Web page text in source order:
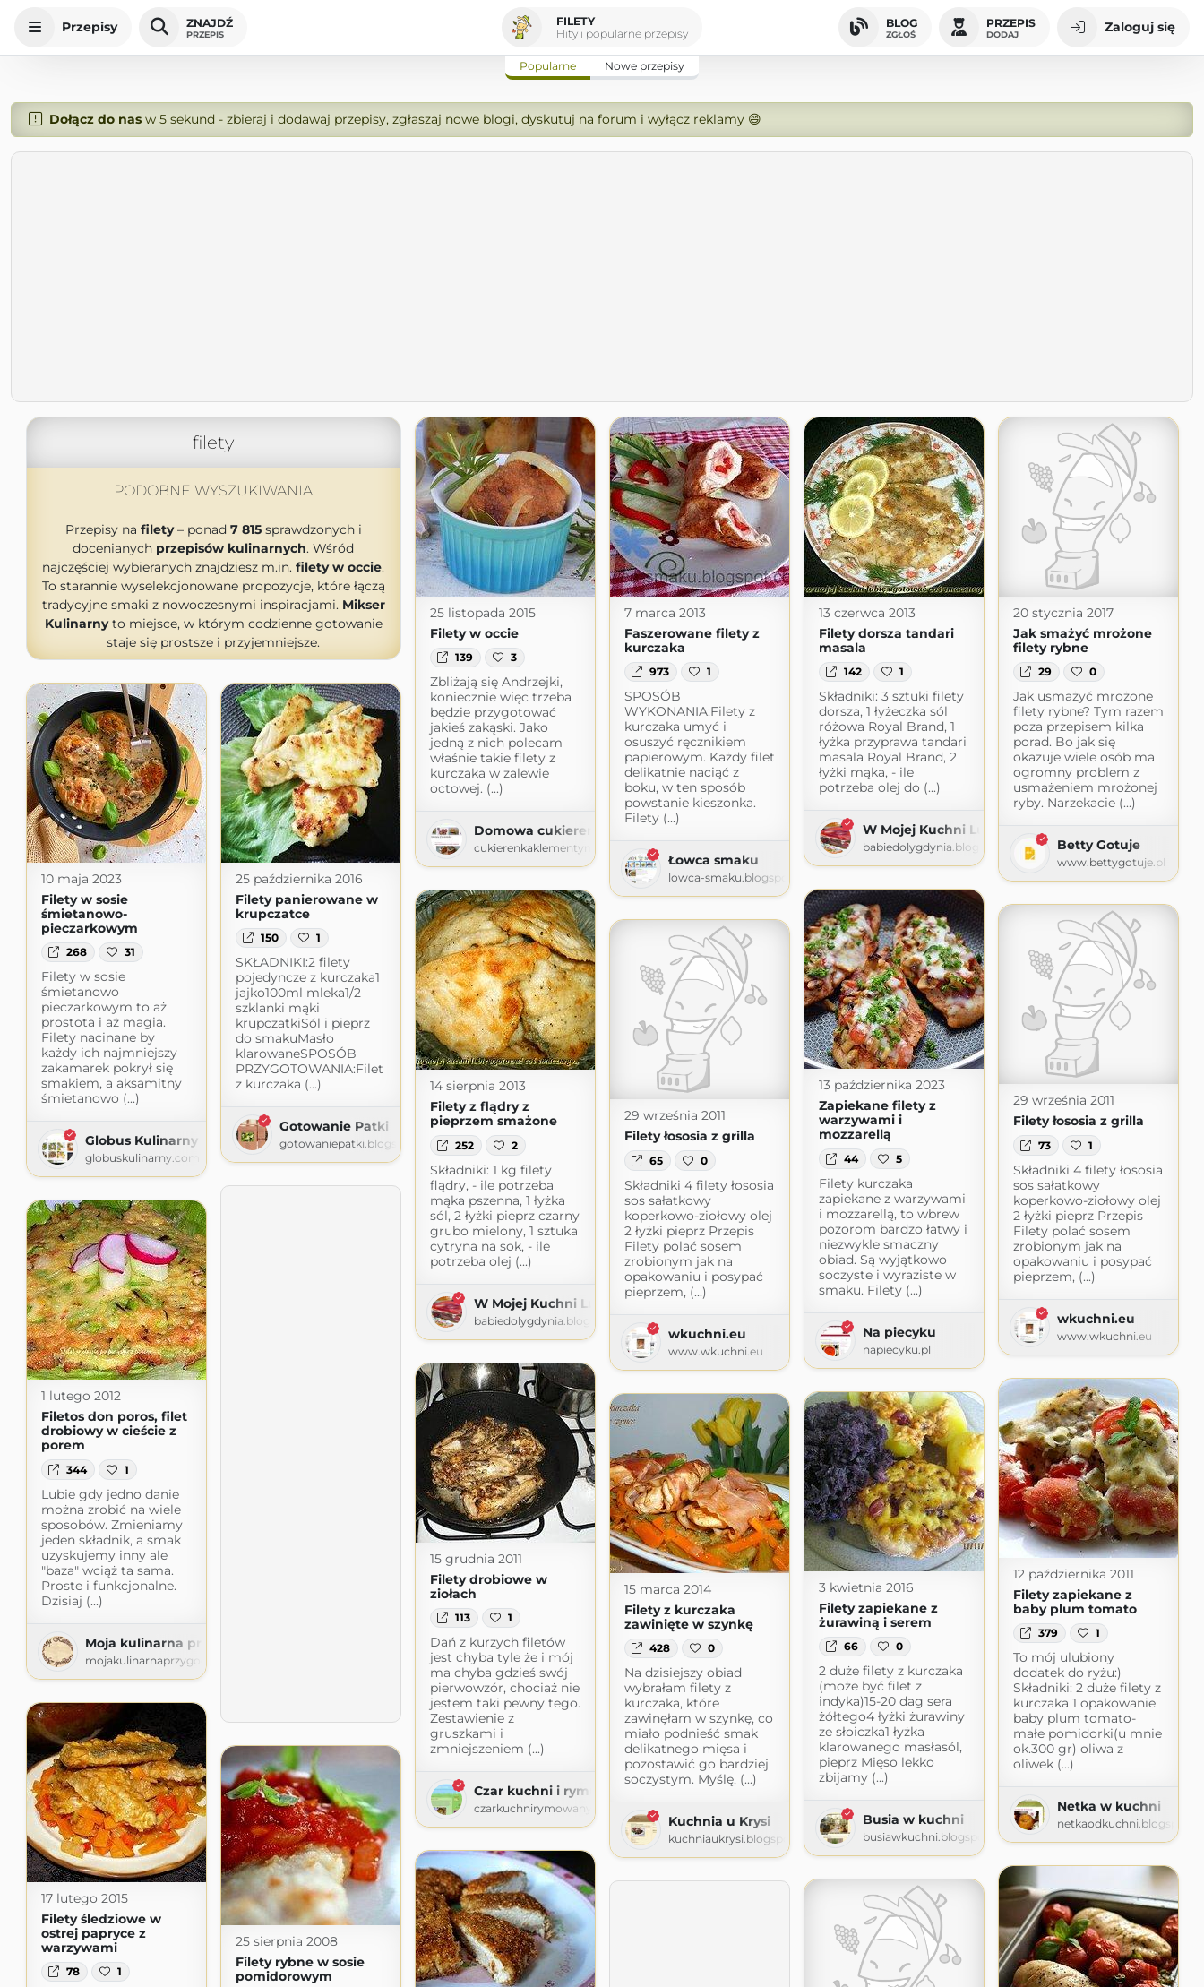
Przepisy ZNAJDŹ
PRZEPIS
FILETY
Hity i popularne przepisy
BLOG
ZGŁOŚ
PRZEPIS
DODAJ Zaloguj się
Popularne Nowe przepisy
Dołącz do nasw 5 sekund - zbieraj i dodawaj przepisy, zgłaszaj nowe blogi, dyskutuj na forum i wyłącz reklamy 😄
filety
PODOBNE WYSZUKIWANIA
Przepisy na filety– ponad 7 815sprawdzonych i
docenianych przepisów kulinarnych. Wśród
najczęściej wybieranych znajdziesz m.in. filety w occie.
To starannie wyselekcjonowane propozycje, które łączą
tradycyjne smaki z nowoczesnymi inspiracjami. Mikser
Kulinarnyto miejsce, w którym codzienne gotowanie
staje się prostsze i przyjemniejsze.
25 listopada 2015
Filety w occie
139 3
Zbliżają się Andrzejki,
koniecznie więc trzeba
będzie przygotować
jakieś zakąski. Jako
jedną z nich polecam
właśnie takie filety z
kurczaka w zalewie
octowej. (...)
Domowa cukierenka
cukierenkaklementynki.blogspot.com
7 marca 2013
Faszerowane filety z
kurczaka
973 1
SPOSÓB
WYKONANIA:Filety z
kurczaka umyć i
osuszyć ręcznikiem
papierowym. Każdy filet
delikatnie naciąć z
boku, w ten sposób
powstanie kieszonka.
Filety (...)
Łowca smaku
lowca-smaku.blogspot.com
13 czerwca 2013
Filety dorsza tandari
masala
142 1
Składniki: 3 sztuki filety
dorsza, 1 łyżeczka sól
różowa Royal Brand, 1
łyżka przyprawa tandari
masala Royal Brand, 2
łyżki mąka, - ile
potrzeba olej do (...)
W Mojej Kuchni Lubię
babiedolygdynia.blogspot.com
20 stycznia 2017
Jak smażyć mrożone
filety rybne
29 0
Jak usmażyć mrożone
filety rybne? Tym razem
poza przepisem kilka
porad. Bo jak się
okazuje wiele osób ma
ogromny problem z
usmażeniem mrożonej
ryby. Narzekacie (...)
Betty Gotuje
www.bettygotuje.pl
10 maja 2023
Filety w sosie
śmietanowo-
pieczarkowym
268 31
Filety w sosie
śmietanowo
pieczarkowym to aż
prostota i aż magia.
Filety nacinane by
każdy ich najmniejszy
zakamarek pokrył się
smakiem, a aksamitny
śmietanowo (...)
Globus Kulinarny
globuskulinarny.com
25 października 2016
Filety panierowane w
krupczatce
150 1
SKŁADNIKI:2 filety
pojedyncze z kurczaka1
jajko100ml mleka1/2
szklanki mąki
krupczatkiSól i pieprz
do smakuMasło
klarowaneSPOSÓB
PRZYGOTOWANIA:Filet
z kurczaka (...)
Gotowanie Patki
gotowaniepatki.blogspot.com
13 października 2023
Zapiekane filety z
warzywami i
mozzarellą
44 5
Filety kurczaka
zapiekane z warzywami
i mozzarellą, to wbrew
pozorom bardzo łatwy i
niezwykle smaczny
obiad. Są wyjątkowo
soczyste i wyraziste w
smaku. Filety (...)
Na piecyku
napiecyku.pl
14 sierpnia 2013
Filety z flądry z
pieprzem smażone
252 2
Składniki: 1 kg filety
flądry, - ile potrzeba
mąka pszenna, 1 łyżka
sól, 2 łyżki pieprz czarny
grubo mielony, 1 sztuka
cytryna na sok, - ile
potrzeba olej (...)
W Mojej Kuchni Lubię
babiedolygdynia.blogspot.com
29 września 2011
Filety łososia z grilla
73 1
Składniki 4 filety łososia
sos sałatkowy
koperkowo-ziołowy olej
2 łyżki pieprz Przepis
Filety polać sosem
zrobionym jak na
opakowaniu i posypać
pieprzem, (...)
wkuchni.eu
www.wkuchni.eu
29 września 2011
Filety łososia z grilla
65 0
Składniki 4 filety łososia
sos sałatkowy
koperkowo-ziołowy olej
2 łyżki pieprz Przepis
Filety polać sosem
zrobionym jak na
opakowaniu i posypać
pieprzem, (...)
wkuchni.eu
www.wkuchni.eu
1 lutego 2012
Filetos don poros, filet
drobiowy w cieście z
porem
344 1
Lubie gdy jedno danie
można zrobić na wiele
sposobów. Zmieniamy
jeden składnik, a smak
uzyskujemy inny ale
"baza" wciąż ta sama.
Proste i funkcjonalne.
Dzisiaj (...)
Moja kulinarna przygoda
mojakulinarnaprzygoda-agiatis.blogspot.com
15 grudnia 2011
Filety drobiowe w
ziołach
113 1
Dań z kurzych filetów
jest chyba tyle że i mój
ma chyba gdzieś swój
pierwowzór, chociaż nie
jestem taki pewny tego.
Zestawienie z
gruszkami i
zmniejszeniem (...)
Czar kuchni i rymu
czarkuchnirymowany.blogspot.com
12 października 2011
Filety zapiekane z
baby plum tomato
379 1
To mój ulubiony
dodatek do ryżu:)
Składniki: 2 duże filety z
kurczaka 1 opakowanie
baby plum tomato-
małe pomidorki(u mnie
ok.300 gr) oliwa z
oliwek (...)
Netka w kuchni
3 kwietnia 2016
Filety zapiekane z
żurawiną i serem
66 0
2 duże filety z kurczaka
(może być filet z
indyka)15-20 dag sera
żółtego4 łyżki żurawiny
ze słoiczka1 łyżka
klarowanego masłasól,
pieprz Mięso lekko
zbijamy (...)
Busia w kuchni
busiawkuchni.blogspot.com
15 marca 2014
Filety z kurczaka
zawinięte w szynkę
428 0
Na dzisiejszy obiad
wybrałam filety z
kurczaka, które
zawinęłam w szynkę, co
miało podnieść smak
delikatnego mięsa i
pozostawić go bardziej
soczystym. Myślę, (...)
Kuchnia u Krysi
kuchniaukrysi.blogspot.com
17 lutego 2015
Filety śledziowe w
ostrej papryce z
warzywami
78 1
25 sierpnia 2008
Filety rybne w sosie
pomidorowym